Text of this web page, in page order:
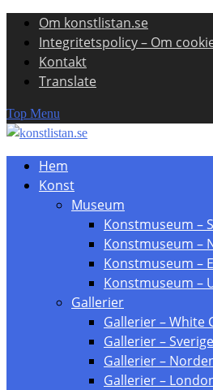
Skip
content
Om konstlistan.se
Integritetspolicy – Om
Kontakt
Translate
Top Menu
Hem
Konst
Museum
Konstmuseum –
Konstmuseum –
Konstmuseum –
Konstmuseum –
Gallerier
Gallerier – White
Gallerier – Sverige
Gallerier –
Gallerier –